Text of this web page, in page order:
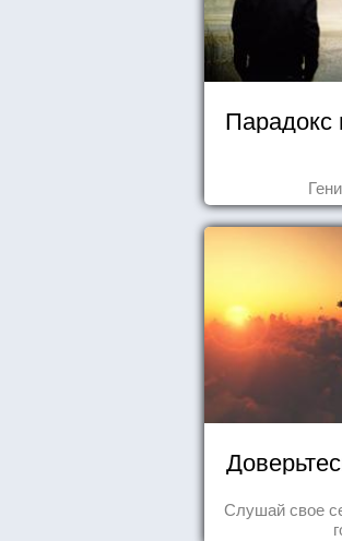
Парадокс
Слушай свое